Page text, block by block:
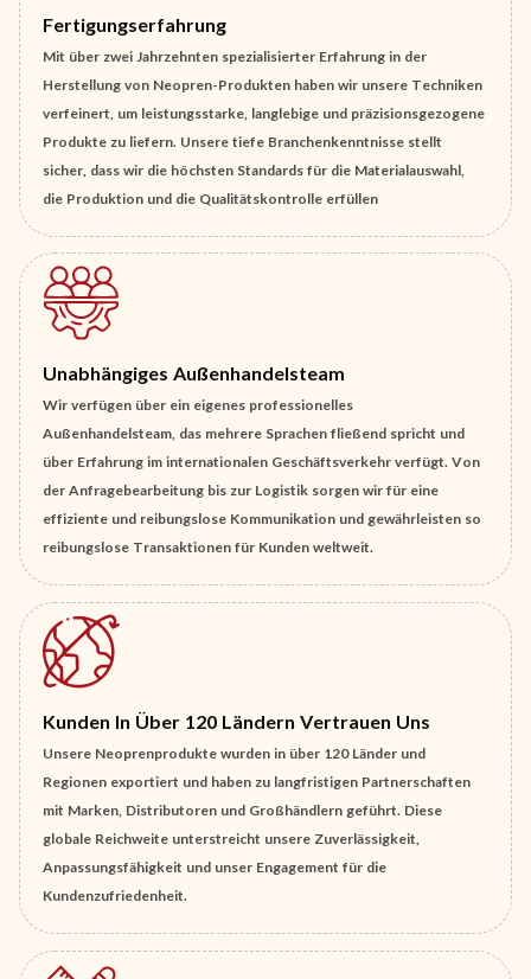
Fertigungserfahrung
Mit über zwei Jahrzehnten spezialisierter Erfahrung in der
Herstellung von Neopren-Produkten haben wir unsere Techniken
verfeinert, um leistungsstarke, langlebige und präzisionsgezogene
Produkte zu liefern. Unsere tiefe Branchenkenntnisse stellt
sicher, dass wir die höchsten Standards für die Materialauswahl,
die Produktion und die Qualitätskontrolle erfüllen
Unabhängiges Außenhandelsteam
Wir verfügen über ein eigenes professionelles
Außenhandelsteam, das mehrere Sprachen fließend spricht und
über Erfahrung im internationalen Geschäftsverkehr verfügt. Von
der Anfragebearbeitung bis zur Logistik sorgen wir für eine
effiziente und reibungslose Kommunikation und gewährleisten so
reibungslose Transaktionen für Kunden weltweit.
Kunden In Über 120 Ländern Vertrauen Uns
Unsere Neoprenprodukte wurden in über 120 Länder und
Regionen exportiert und haben zu langfristigen Partnerschaften
mit Marken, Distributoren und Großhändlern geführt. Diese
globale Reichweite unterstreicht unsere Zuverlässigkeit,
Anpassungsfähigkeit und unser Engagement für die
Kundenzufriedenheit.